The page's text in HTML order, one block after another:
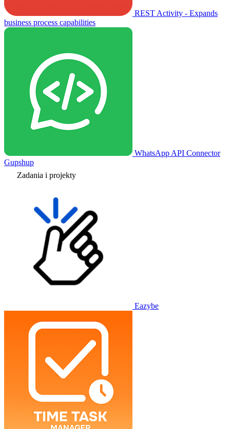
REST Activity - Expands
business process capabilities
WhatsApp API Connector
Gupshup
Zadania i projekty
Eazybe